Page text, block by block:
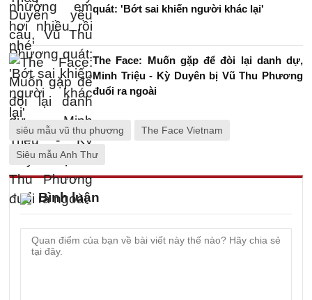
quát: 'Bớt sai khiến người khác lại'
The Face: Muốn gặp để đòi lại danh dự,
Minh Triệu - Kỳ Duyên bị Vũ Thu Phương
đuổi ra ngoài
siêu mẫu vũ thu phương The Face Vietnam
Siêu mẫu Anh Thư
Bình luận